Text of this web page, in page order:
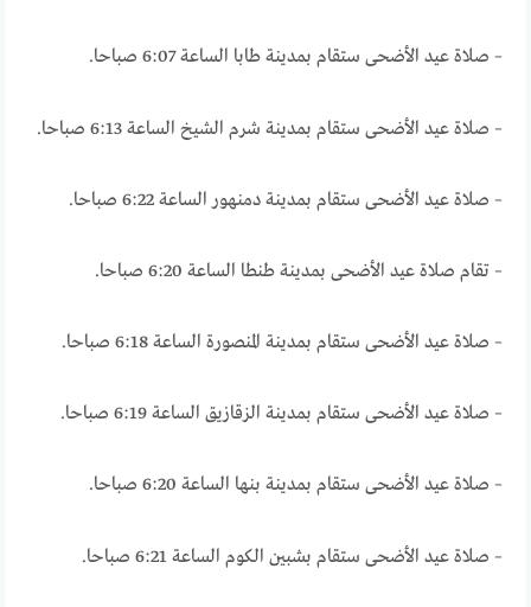
– صلاة عيد الأضحى ستقام بمدينة طابا الساعة 6:07 صباحا.
– صلاة عيد الأضحى ستقام بمدينة شرم الشيخ الساعة 6:13 صباحا.
– صلاة عيد الأضحى ستقام بمدينة دمنهور الساعة 6:22 صباحا.
– تقام صلاة عيد الأضحى بمدينة طنطا الساعة 6:20 صباحا.
– صلاة عيد الأضحى ستقام بمدينة المنصورة الساعة 6:18 صباحا.
– صلاة عيد الأضحى ستقام بمدينة الزقازيق الساعة 6:19 صباحا.
– صلاة عيد الأضحى ستقام بمدينة بنها الساعة 6:20 صباحا.
– صلاة عيد الأضحى ستقام بشبين الكوم الساعة 6:21 صباحا.